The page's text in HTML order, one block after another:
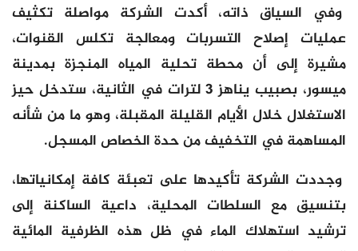
وفي السياق ذاته، أكدت الشركة مواصلة تكثيف
عمليات إصلاح التسربات ومعالجة تكلس القنوات،
مشيرة إلى أن محطة تحلية المياه المنجزة بمدينة
ميسور، بصبيب يناهز 3 لترات في الثانية، ستدخل حيز
الاستغلال خلال الأيام القليلة المقبلة، وهو ما من شأنه
المساهمة في التخفيف من حدة الخصاص المسجل.
وجددت الشركة تأكيدها على تعبئة كافة إمكانياتها،
بتنسيق مع السلطات المحلية، داعية الساكنة إلى
ترشيد استهلاك الماء في ظل هذه الظرفية المائية